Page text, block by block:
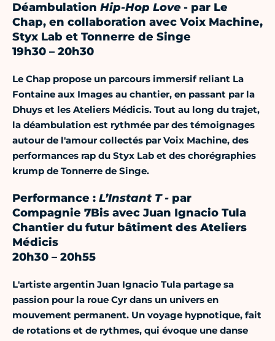
Déambulation Hip-Hop Love- par Le
Chap, en collaboration avec Voix Machine,
Styx Lab et Tonnerre de Singe
19h30 – 20h30
Le Chap propose un parcours immersif reliant La
Fontaine aux Images au chantier, en passant par la
Dhuys et les Ateliers Médicis. Tout au long du trajet,
la déambulation est rythmée par des témoignages
autour de l'amour collectés par Voix Machine, des
performances rap du Styx Lab et des chorégraphies
krump de Tonnerre de Singe.
Performance : L’Instant T - par
Compagnie 7Bis avec Juan Ignacio Tula
Chantier du futur bâtiment des Ateliers
Médicis
20h30 – 20h55
L'artiste argentin Juan Ignacio Tula partage sa
passion pour la roue Cyr dans un univers en
mouvement permanent. Un voyage hypnotique, fait
de rotations et de rythmes, qui évoque une danse